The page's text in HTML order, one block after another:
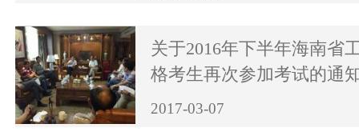
关于2016年下半年海南省
格考生再次参加考试的通
2017-03-07